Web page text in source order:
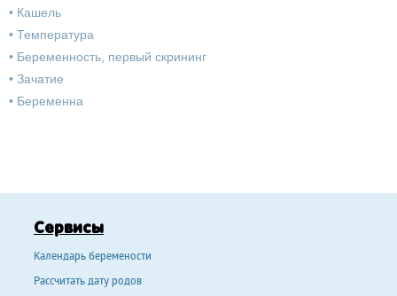
• Кашель
• Температура
• Беременность, первый скрининг
• Зачатие
• Беременна
Сервисы
Календарь беремености
Рассчитать дату родов